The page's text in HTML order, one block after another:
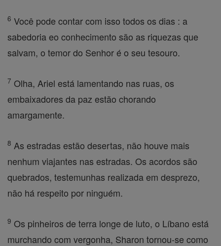
6 Você pode contar com isso todos os dias : a
sabedoria eo conhecimento são as riquezas que
salvam, o temor do Senhor é o seu tesouro.
7 Olha, Ariel está lamentando nas ruas, os
embaixadores da paz estão chorando
amargamente.
8 As estradas estão desertas, não houve mais
nenhum viajantes nas estradas. Os acordos são
quebrados, testemunhas realizada em desprezo,
não há respeito por ninguém.
9 Os pinheiros de terra longe de luto, o Líbano está
murchando com vergonha, Sharon tornou-se como